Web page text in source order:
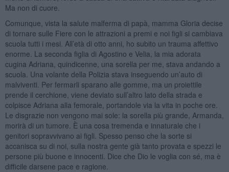
Ma non di cuore.
Comunque, vista la salute malferma di papà, mamma Gloria decise
di tornare sulle Fiere con le attrazioni a premi e noi figli si cambiava
scuola tutti i mesi. All’età di otto anni, ho subito un trauma affettivo
enorme. La seconda figlia di Agostino e Velia, la mia adorata
cugina Adriana, quindicenne, una sorella per me, stava andando a
scuola. Una volante della Polizia stava inseguendo un’auto di
malviventi. Per fermarli sparano alle gomme, ma un proiettile
prende il cerchione, viene deviato sull’altro lato della strada e
colpisce Adriana alla femorale, portandole via la vita in poche ore.
Le disgrazie non vengono mai sole: la sorella più grande, Armanda,
morirà di un tumore. È una cosa tremenda e innaturale che i
genitori sopravvivano ai figli. Spesso penso che la sorte si
accanisca su di noi, sulla nostra gente già tanto provata e spezzi le
persone più buone e innocenti. Dice che Dio le voglia con sé, ma è
difficile darsene pace e ragione.